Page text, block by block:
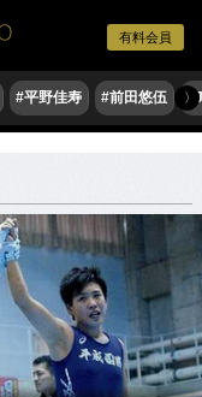
有料会員
#平野佳寿 #前田悠伍 〉